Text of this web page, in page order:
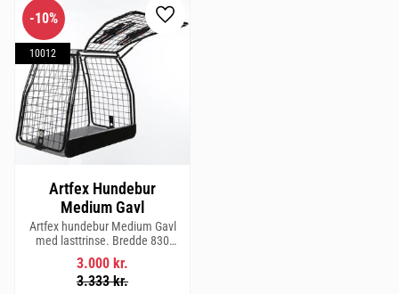
Artfex Hundebur
Medium Gavl
Artfex hundebur Medium Gavl
med lasttrinse. Bredde 830
mm, Højde 675 mm, Dybde 495
mm og vægt 20,1 kg.
3.000 kr.
3.333kr.
10%
10012
Gem som favorit